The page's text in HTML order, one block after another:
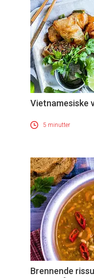
Vietnamesiske
5 minutter
Brennende